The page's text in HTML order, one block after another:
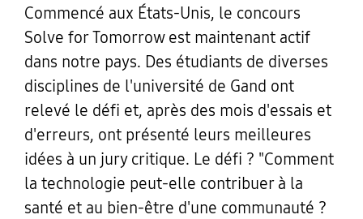
Commencé aux États-Unis, le concours
Solve for Tomorrow est maintenant actif
dans notre pays. Des étudiants de diverses
disciplines de l'université de Gand ont
relevé le défi et, après des mois d'essais et
d'erreurs, ont présenté leurs meilleures
idées à un jury critique. Le défi ? "Comment
la technologie peut-elle contribuer à la
santé et au bien-être d'une communauté ?